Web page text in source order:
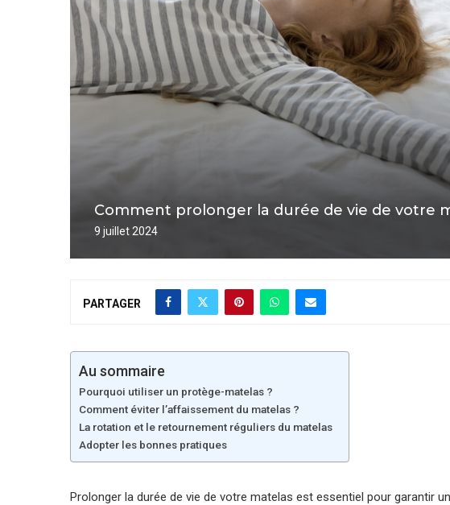
Comment prolonger la durée de vie de votre
9 juillet 2024
PARTAGER
Au sommaire
Pourquoi utiliser un protège-matelas ?
Comment éviter l’affaissement du matelas ?
La rotation et le retournement réguliers du matelas
Adopter les bonnes pratiques
Prolonger la durée de vie de votre matelas est essentiel pour garantir